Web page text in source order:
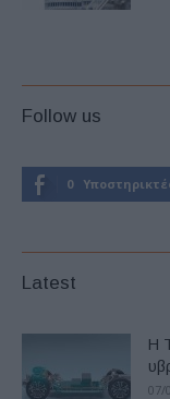
Follow us
0
Latest
Η
07/